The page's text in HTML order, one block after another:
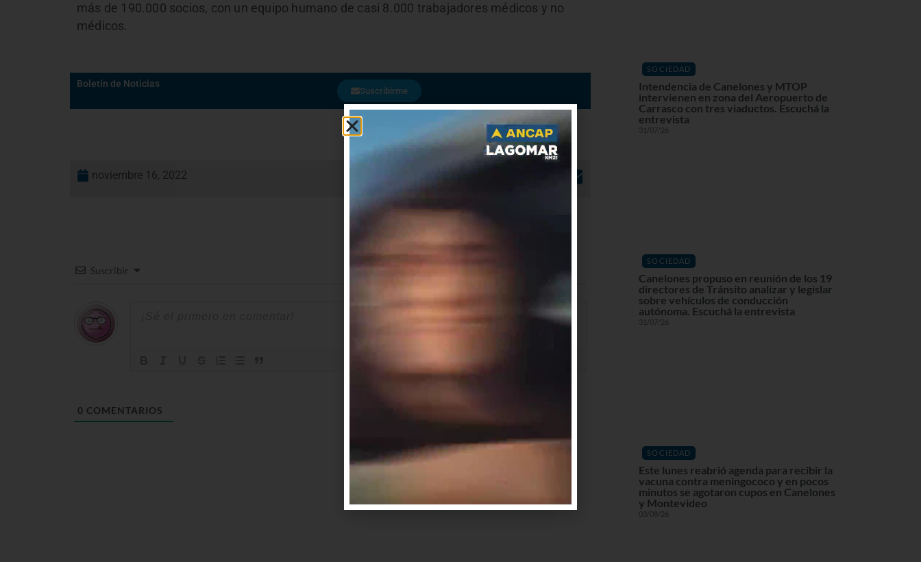
más de 190.000 socios, con un equipo humano de casi 8.000 trabajadores médicos y no
médicos.
Boletín de Noticias
Suscribirme
noviembre 16, 2022
Suscribir
0 COMENTARIOS
SOCIEDAD
Intendencia de Canelones y MTOP
intervienen en zona del Aeropuerto de
Carrasco con tres viaductos. Escuchá la
entrevista
31/07/26
SOCIEDAD
Canelones propuso en reunión de los 19
directores de Tránsito analizar y legislar
sobre vehículos de conducción
autónoma. Escuchá la entrevista
31/07/26
SOCIEDAD
Este lunes reabrió agenda para recibir la
vacuna contra meningococo y en pocos
minutos se agotaron cupos en Canelones
y Montevideo
03/08/26